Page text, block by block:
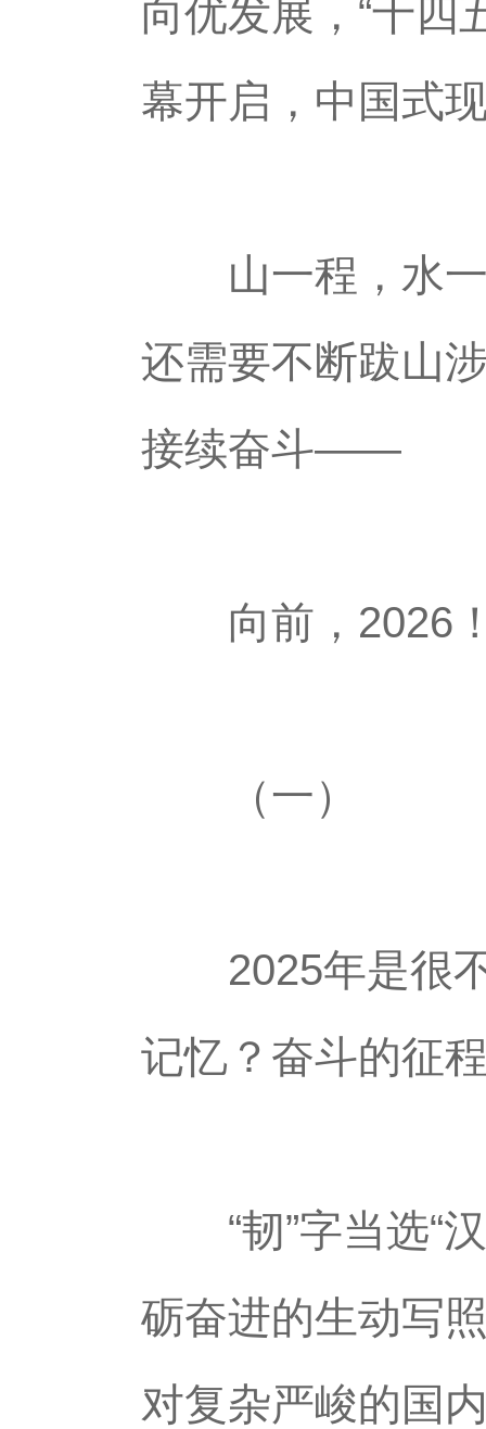
向优发展，“十四
幕开启，中国式
山一程，水一
还需要不断跋山
接续奋斗——
向前，2026！
（一）
2025年是很不
记忆？奋斗的征
“韧”字当选“汉
砺奋进的生动写
对复杂严峻的国